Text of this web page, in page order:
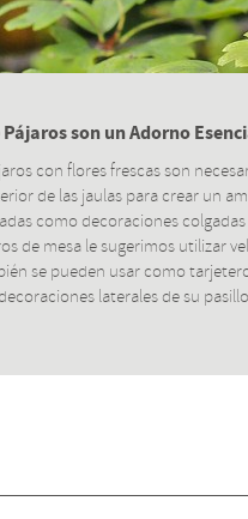
Pájaros son un Adorno
con flores frescas son
de las jaulas para crear un
como decoraciones
de mesa le sugerimos utilizar
se pueden usar como
laterales de su